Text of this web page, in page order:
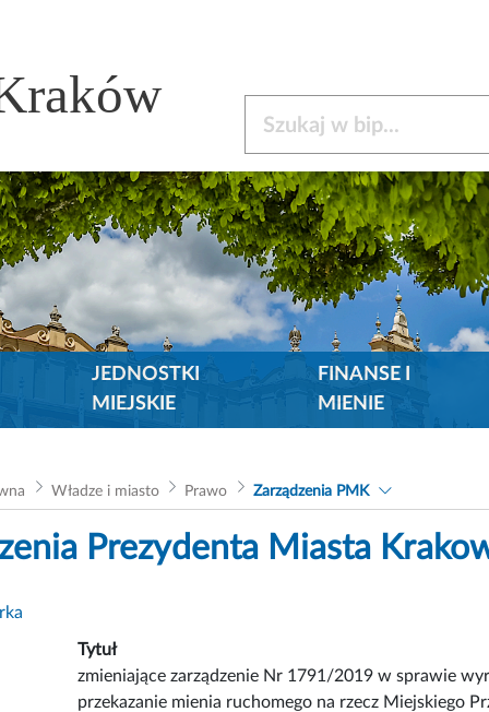
JEDNOSTKI
MIEJSKIE
FINANSE I
MIENIE
Władze i miasto Prawo Zarządzenia PMK
Prezydenta Miasta
Tytuł
zmieniające zarządzenie Nr 1791/2019 w sprawie
przekazanie mienia ruchomego na rzecz Miejskiego